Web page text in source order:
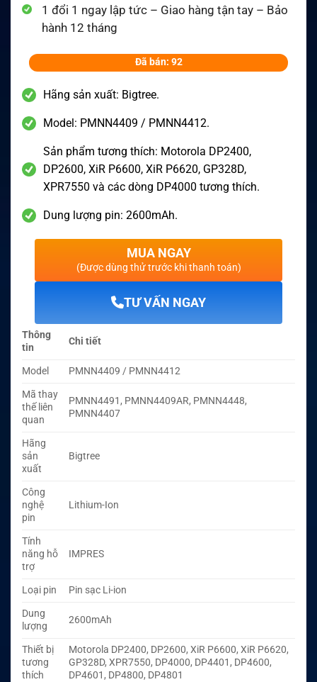
1 đổi 1 ngay lập tức – Giao hàng tận tay – Bảo
hành 12 tháng
Đã bán: 92
Hãng sản xuất: Bigtree.
Model: PMNN4409 / PMNN4412.
Sản phẩm tương thích: Motorola DP2400,
DP2600, XiR P6600, XiR P6620, GP328D,
XPR7550 và các dòng DP4000 tương thích.
Dung lượng pin: 2600mAh.
MUA NGAY
(Được dùng thử trước khi thanh toán)
TƯ VẤN NGAY
Thông
tin
Chi tiết
Model
PMNN4409 / PMNN4412
Mã thay
thế liên
quan
PMNN4491, PMNN4409AR, PMNN4448,
PMNN4407
Hãng
sản
xuất
Bigtree
Công
nghệ
pin
Lithium-Ion
Tính
năng hỗ
trợ
IMPRES
Loại pin
Pin sạc Li-ion
Dung
lượng
2600mAh
Thiết bị
tương
thích
Motorola DP2400, DP2600, XiR P6600, XiR P6620,
GP328D, XPR7550, DP4000, DP4401, DP4600,
DP4601, DP4800, DP4801